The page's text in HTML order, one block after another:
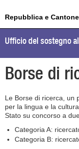
Repubblica e
Ufficio del sostegno
Borse di
Le Borse di ricerca, un
per la lingua e la
Stato su concorso a
Categoria A:
Categoria B: